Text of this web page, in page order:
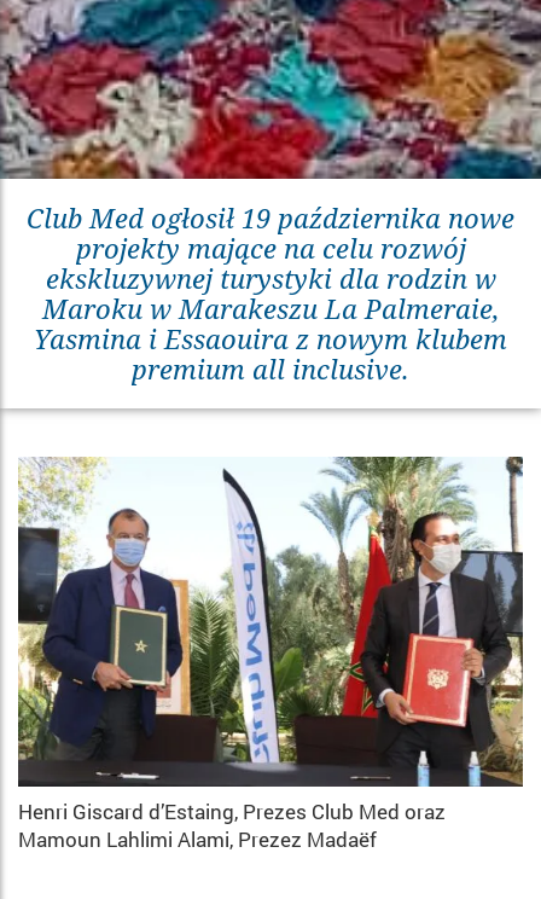
Club Med ogłosił 19 października nowe
projekty mające na celu rozwój
ekskluzywnej turystyki dla rodzin w
Maroku w Marakeszu La Palmeraie,
Yasmina i Essaouira z nowym klubem
premium all inclusive.
Henri Giscard d’Estaing, Prezes Club Med oraz
Mamoun Lahlimi Alami, Prezez Madaëf